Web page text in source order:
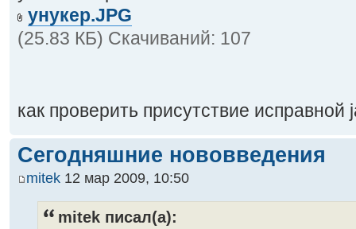
унукер.JPG
(25.83 КБ) Скачиваний: 107
как проверить присутствие
Сегодняшние нововведения
mitek 12 мар 2009, 10:50
mitek писал(а):